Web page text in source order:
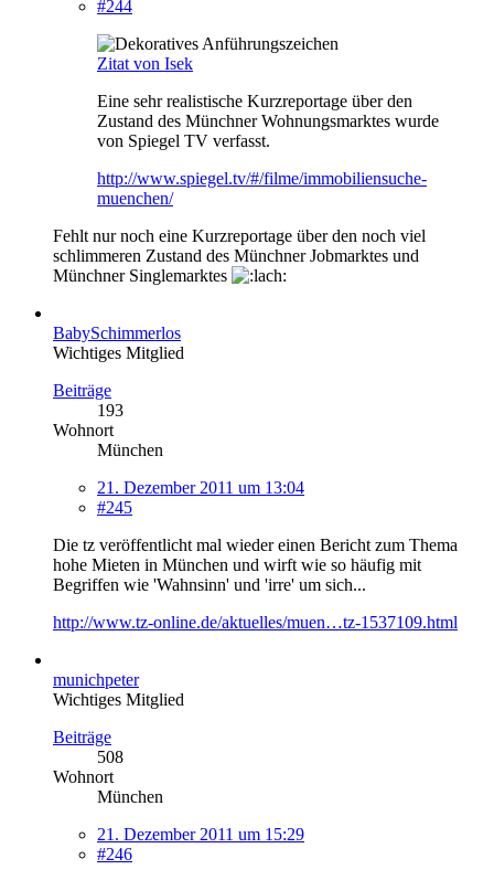
#244
Zitat von Isek
Eine sehr realistische Kurzreportage über den
Zustand des Münchner Wohnungsmarktes wurde
von Spiegel TV verfasst.
http://www.spiegel.tv/#/filme/immobiliensuche-
muenchen/
Fehlt nur noch eine Kurzreportage über den noch viel
schlimmeren Zustand des Münchner Jobmarktes und
Münchner Singlemarktes
BabySchimmerlos
Wichtiges Mitglied
Beiträge
193
Wohnort
München
21. Dezember 2011 um 13:04
#245
Die tz veröffentlicht mal wieder einen Bericht zum Thema
hohe Mieten in München und wirft wie so häufig mit
Begriffen wie 'Wahnsinn' und 'irre' um sich...
http://www.tz-online.de/aktuelles/muen…tz-1537109.html
munichpeter
Wichtiges Mitglied
Beiträge
508
Wohnort
München
21. Dezember 2011 um 15:29
#246